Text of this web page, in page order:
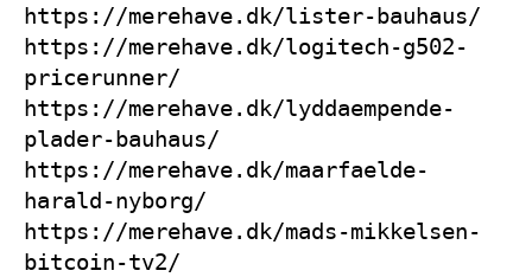
https://merehave.dk/lister-bauhaus/
https://merehave.dk/logitech-g502-
pricerunner/
https://merehave.dk/lyddaempende-
plader-bauhaus/
https://merehave.dk/maarfaelde-
harald-nyborg/
https://merehave.dk/mads-mikkelsen-
bitcoin-tv2/